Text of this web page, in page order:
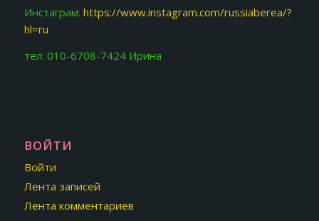
Инстаграм: https://www.instagram.com/russiaberea/?
hl=ru
тел: 010-6708-7424 Ирина
ВОЙТИ
Войти
Лента записей
Лента комментариев